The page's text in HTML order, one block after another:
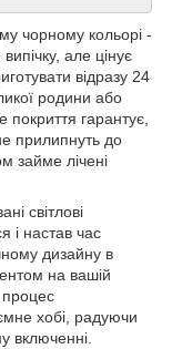
чорному кольорі -
але цінує
відразу 24
родини або
гарантує,
прилипнуть до
займе лічені
світлові
і настав час
дизайну в
на вашій
процес
хобі, радуючи
включенні.